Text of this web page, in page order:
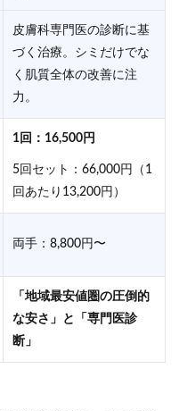
皮膚科専門医の診断に基
づく治療。シミだけでな
く肌質全体の改善に注
力。
1回：16,500円
5回セット：66,000円（1
回あたり13,200円）
両手：8,800円〜
「地域最安値圏の圧倒的
な安さ」と「専門医診
断」